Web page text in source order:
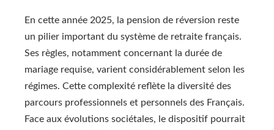
En cette année 2025, la pension de réversion reste
un pilier important du système de retraite français.
Ses règles, notamment concernant la durée de
mariage requise, varient considérablement selon les
régimes. Cette complexité reflète la diversité des
parcours professionnels et personnels des Français.
Face aux évolutions sociétales, le dispositif pourrait